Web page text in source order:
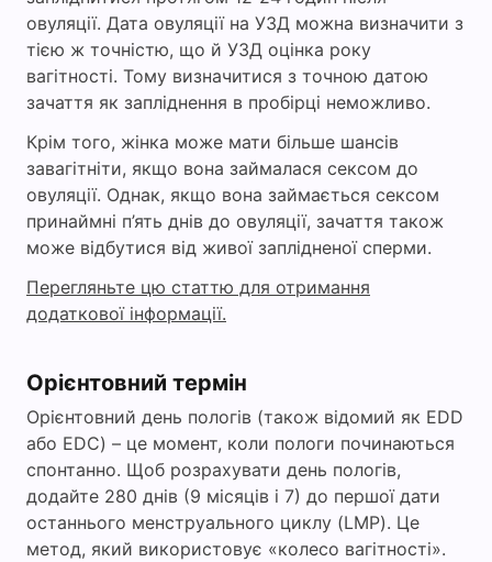
овуляції. Дата овуляції на УЗД можна визначити з
тією ж точністю, що й УЗД оцінка року
вагітності. Тому визначитися з точною датою
зачаття як запліднення в пробірці неможливо.
Крім того, жінка може мати більше шансів
завагітніти, якщо вона займалася сексом до
овуляції. Однак, якщо вона займається сексом
принаймні п’ять днів до овуляції, зачаття також
може відбутися від живої заплідненої сперми.
Перегляньте цю статтю для отримання
додаткової інформації.
Орієнтовний термін
Орієнтовний день пологів (також відомий як EDD
або EDC) – це момент, коли пологи починаються
спонтанно. Щоб розрахувати день пологів,
додайте 280 днів (9 місяців і 7) до першої дати
останнього менструального циклу (LMP). Це
метод, який використовує «колесо вагітності».